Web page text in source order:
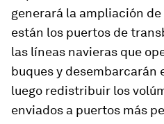
generará la ampliación
están los puertos de
las líneas navieras que
buques y desembarcarán
luego redistribuir los
enviados a puertos más